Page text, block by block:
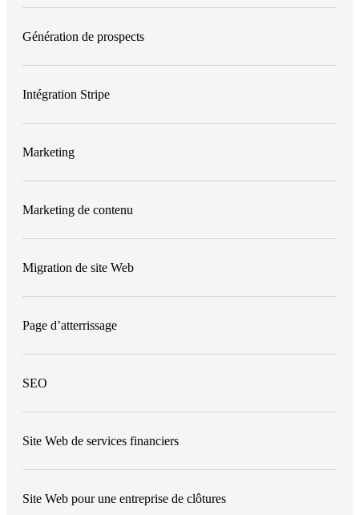
Génération de prospects
Intégration Stripe
Marketing
Marketing de contenu
Migration de site Web
Page d’atterrissage
SEO
Site Web de services financiers
Site Web pour une entreprise de clôtures